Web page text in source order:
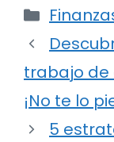
trabajo de
¡No te lo
5